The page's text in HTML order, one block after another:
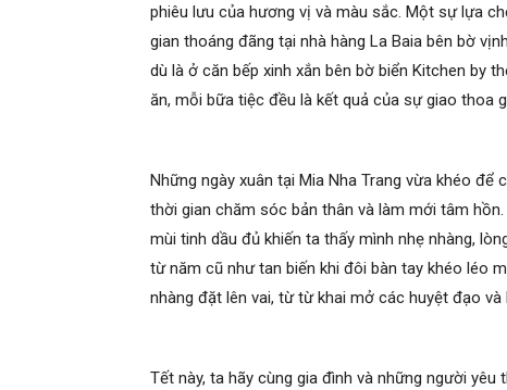
phiêu lưu của hương vị và màu sắc. Một sự lựa
gian thoáng đãng tại nhà hàng La Baia bên bờ
dù là ở căn bếp xinh xắn bên bờ biển Kitchen by
ăn, mỗi bữa tiệc đều là kết quả của sự giao thoa
Những ngày xuân tại Mia Nha Trang vừa khéo
thời gian chăm sóc bản thân và làm mới tâm
mùi tinh dầu đủ khiến ta thấy mình nhẹ nhàng,
từ năm cũ như tan biến khi đôi bàn tay khéo léo
nhàng đặt lên vai, từ từ khai mở các huyệt đạo
Tết này, ta hãy cùng gia đình và những người